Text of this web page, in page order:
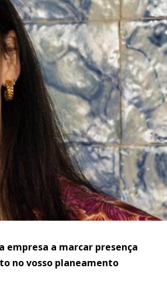
empresa a marcar presença
no vosso planeamento